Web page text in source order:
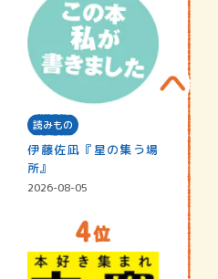
読みもの
伊藤佐凪『星の集う場
所』
2026-08-05